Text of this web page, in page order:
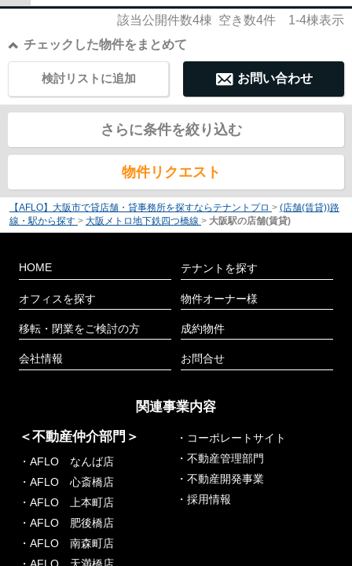
該当公開件数4棟 空き数4件 1-4棟表示
チェックした物件をまとめて
お問い合わせ
検討リストに追加
さらに条件を絞り込む
物件リクエスト
【AFLO】大阪市で貸店舗・貸事務所を探すならテナントプロ > (店舗(賃貸))路
線・駅から探す > 大阪メトロ地下鉄四つ橋線 > 大阪駅の店舗(賃貸)
HOME
オフィスを探す
移転・閉業をご検討の方
会社情報
テナントを探す
物件オーナー様
成約物件
お問合せ
関連事業内容
＜不動産仲介部門＞
・AFLO なんば店
・AFLO 心斎橋店
・AFLO 上本町店
・AFLO 肥後橋店
・AFLO 南森町店
・コーポレートサイト
・不動産管理部門
・不動産開発事業
・採用情報